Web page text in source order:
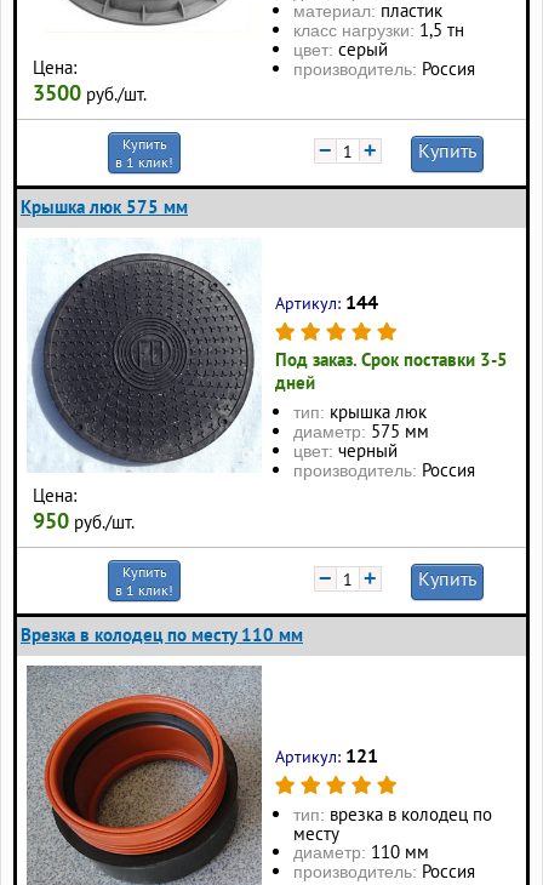
Цена:
3500 руб./шт.
материал: пластик
класс нагрузки: 1,5 тн
цвет: серый
производитель: Россия
Купить
в 1 клик!
− + Купить
Крышка люк 575 мм
Цена:
950 руб./шт.
Артикул: 144
Под заказ. Срок поставки 3-5
дней
тип: крышка люк
диаметр: 575 мм
цвет: черный
производитель: Россия
Купить
в 1 клик!
− + Купить
Врезка в колодец по месту 110 мм
Артикул: 121
тип: врезка в колодец по
месту
диаметр: 110 мм
производитель: Россия